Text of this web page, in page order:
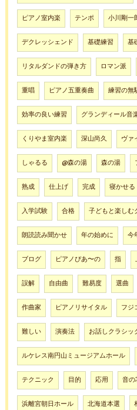
ピアノ室内楽 テンポ 小川剛一
デクレッシェンド 基礎練習 基
リタルダンドの弾き方 ロマン派
重唱 ピアノ五重奏曲 練習の無
効率の良い練習 グランディール音
くりやま室内楽 深山尚久 ヴァ
しゃるる @森の湯 森の湯
熟成 仕上げ 完成 寝かせる
入学試験 合格 子どもと楽しむ
朗読読み聞かせ 年の始めに 今
ブログ ピアノぴあ〜の 指
誤解 自由曲 難易度 選曲
作曲家 ピアノリサイタル フジ
難しい 演奏法 お話しクラシッ
ルケレス南円山ミュージアムホール
テクニック 目的 応用 音の
浜離宮朝日ホール 北海道本選